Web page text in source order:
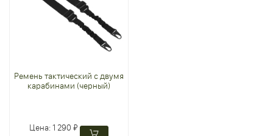
Ремень тактический с двумя
карабинами (черный)
Цена:1 290 ₽